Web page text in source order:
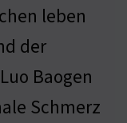
leben
der
Baogen
Schmerz